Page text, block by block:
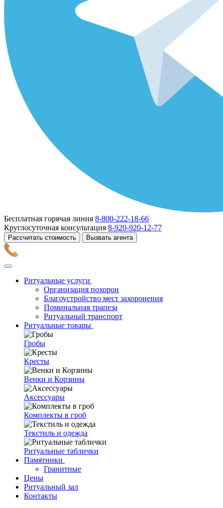
Бесплатная горячая линия 8-800-222-18-66
Круглосуточная консультация 8-920-920-12-77
Рассчитать стоимость Вызвать агента
Ритуальные услуги
Организация похорон
Благоустройство мест захоронения
Поминальная трапеза
Ритуальный транспорт
Ритуальные товары
Гробы
Кресты
Венки и Корзины
Аксессуары
Комплекты в гроб
Текстиль и одежда
Ритуальные таблички
Памятники
Гранитные
Цены
Ритуальный зал
Контакты